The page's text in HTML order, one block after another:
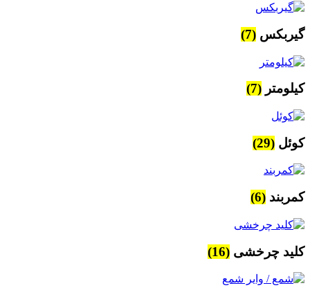
گیربکس (7)
کیلومتر (7)
کوئل (29)
کمربند (6)
کلید چرخشی (16)